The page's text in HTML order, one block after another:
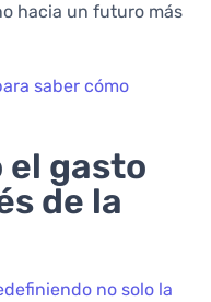
hacia un futuro más
saber cómo
gasto
de la
no solo la